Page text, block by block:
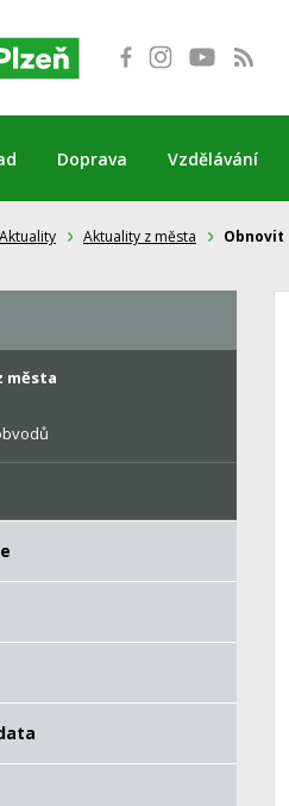
Doprava Vzdělávání
Aktuality Aktuality z města Obnovit
města